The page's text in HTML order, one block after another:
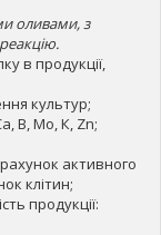
оливами, з
в продукції,
культур;
В, Мо, К, Zn;
активного
клітин;
продукції: